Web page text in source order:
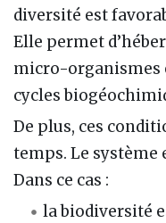
diversité est
Elle permet
micro-organismes
cycles
De plus, ces
temps. Le système
Dans ce cas :
la biodiversité